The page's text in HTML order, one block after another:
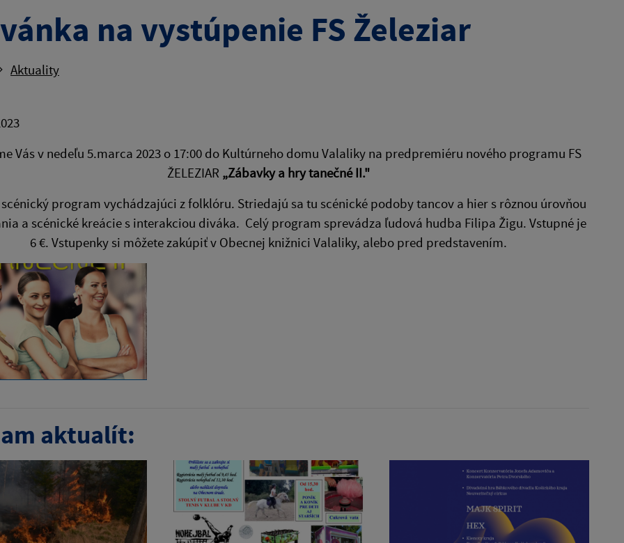
na vystúpenie FS Železiar
Aktuality
Vás v nedeľu 5.marca 2023 o 17:00 do Kultúrneho domu Valaliky na predpremiéru nového programu FS
ŽELEZIAR „Zábavky a hry tanečné II."
program vychádzajúci z folklóru. Striedajú sa tu scénické podoby tancov a hier s rôznou úrovňou
a scénické kreácie s interakciou diváka. Celý program sprevádza ľudová hudba Filipa Žigu. Vstupné je
6 €. Vstupenky si môžete zakúpiť v Obecnej knižnici Valaliky, alebo pred predstavením.
aktualít: